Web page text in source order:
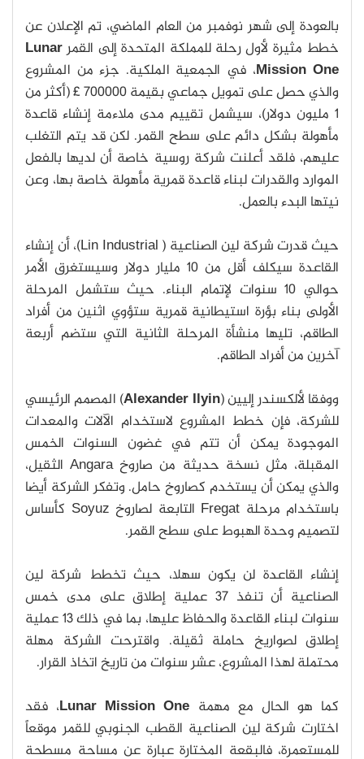
بالعودة إلى شهر نوفمبر من العام الماضي، تم الإعلان عن
خطط مثيرة لأول رحلة للمملكة المتحدة إلى القمرLunar
Mission One، في الجمعية الملكية. جزء من المشروع
والذي حصل على تمويل جماعي بقيمة 700000 £ (أكثر من
1 مليون دولار)، سيشمل تقييم مدى ملاءمة إنشاء قاعدة
مأهولة بشكل دائم على سطح القمر. لكن قد يتم التغلب
عليهم، فلقد أعلنت شركة روسية خاصة أن لديها بالفعل
الموارد والقدرات لبناء قاعدة قمرية مأهولة خاصة بها، وعن
نيتها البدء بالعمل.
حيث قدرت شركة لين الصناعية ( Lin Industrial)، أن إنشاء
القاعدة سيكلف أقل من 10 مليار دولار وسيستغرق الأمر
حوالي 10 سنوات لإتمام البناء. حيث ستشمل المرحلة
الأولى بناء بؤرة استيطانية قمرية ستؤوي اثنين من أفراد
الطاقم، تليها منشأة المرحلة الثانية التي ستضم أربعة
آخرين من أفراد الطاقم.
ووفقا لألكسندر إليين (Alexander Ilyin) المصمم الرئيسي
للشركة، فإن خطط المشروع لاستخدام الآلات والمعدات
الموجودة يمكن أن تتم في غضون السنوات الخمس
المقبلة، مثل نسخة حديثة من صاروخ Angara الثقيل،
والذي يمكن أن يستخدم كصاروخ حامل. وتفكر الشركة أيضا
باستخدام مرحلة Fregat التابعة لصاروخ Soyuz كأساس
لتصميم وحدة الهبوط على سطح القمر.
إنشاء القاعدة لن يكون سهلا، حيث تخطط شركة لين
الصناعية أن تنفذ 37 عملية إطلاق على مدى خمس
سنوات لبناء القاعدة والحفاظ عليها، بما في ذلك 13 عملية
إطلاق لصواريخ حاملة ثقيلة. واقترحت الشركة مهلة
محتملة لهذا المشروع، عشر سنوات من تاريخ اتخاذ القرار.
كما هو الحال مع مهمة Lunar Mission One، فقد
اختارت شركة لين الصناعية القطب الجنوبي للقمر موقعاً
للمستعمرة، فالبقعة المختارة عبارة عن مساحة مسطحة